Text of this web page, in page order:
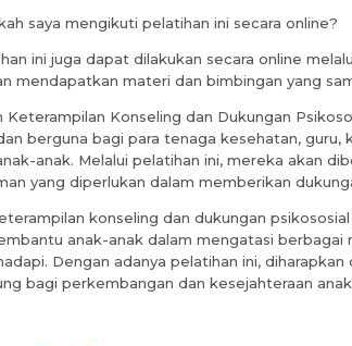
saya mengikuti pelatihan ini secara online?
ini juga dapat dilakukan secara online
mendapatkan materi dan bimbingan yang
Keterampilan Konseling dan Dukungan
berguna bagi para tenaga kesehatan, guru,
anak. Melalui pelatihan ini, mereka akan
yang diperlukan dalam memberikan
konseling dan dukungan
anak-anak dalam mengatasi berbagai
Dengan adanya pelatihan ini,
bagi perkembangan dan kesejahteraan